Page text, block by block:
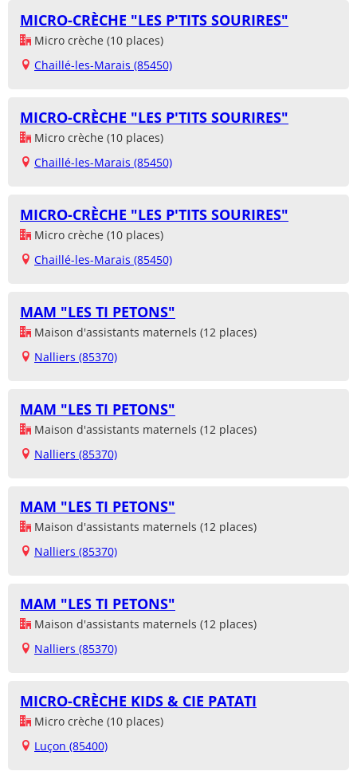
MICRO-CRÈCHE "LES P'TITS SOURIRES"
Micro crèche (10 places)
Chaillé-les-Marais (85450)
MICRO-CRÈCHE "LES P'TITS SOURIRES"
Micro crèche (10 places)
Chaillé-les-Marais (85450)
MICRO-CRÈCHE "LES P'TITS SOURIRES"
Micro crèche (10 places)
Chaillé-les-Marais (85450)
MAM "LES TI PETONS"
Maison d'assistants maternels (12 places)
Nalliers (85370)
MAM "LES TI PETONS"
Maison d'assistants maternels (12 places)
Nalliers (85370)
MAM "LES TI PETONS"
Maison d'assistants maternels (12 places)
Nalliers (85370)
MAM "LES TI PETONS"
Maison d'assistants maternels (12 places)
Nalliers (85370)
MICRO-CRÈCHE KIDS & CIE PATATI
Micro crèche (10 places)
Luçon (85400)